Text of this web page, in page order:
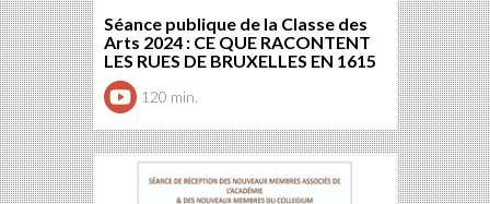
Séance publique de la Classe des
Arts 2024 : CE QUE RACONTENT
LES RUES DE BRUXELLES EN 1615
120 min.